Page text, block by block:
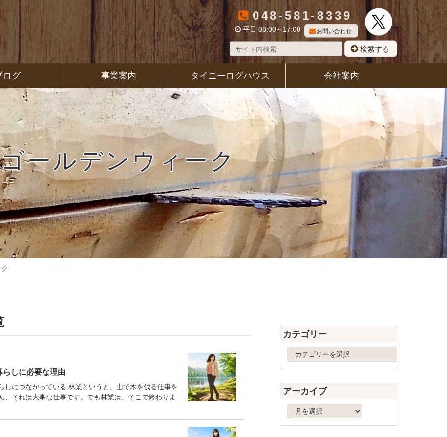
048-581-8339
平日 08:00～17:00 お問い合わせ
検索する
ログ 事業案内 タイニーログハウス 会社案内
ゴールデンウィーク
カテゴリー
ゴ
リ
ー
アーカイブ
ー
カ
らしに必要な理由
につながっている 林業というと、山で木を伐る仕事を
それは大事な仕事です。でも林業は、そこで終わりま